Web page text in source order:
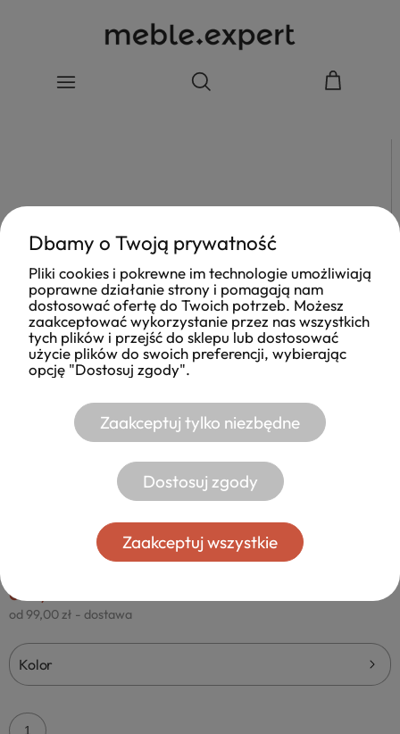
BIURKO Z SZUFLADAMI CIEMNY BRĄZ
CORNELIA I16
669,00 zł
od 99,00 zł - dostawa
Kolor
Dbamy o Twoją prywatność
Pliki cookies i pokrewne im technologie umożliwiają
poprawne działanie strony i pomagają nam
dostosować ofertę do Twoich potrzeb. Możesz
zaakceptować wykorzystanie przez nas wszystkich
tych plików i przejść do sklepu lub dostosować
użycie plików do swoich preferencji, wybierając
opcję "Dostosuj zgody".
Zaakceptuj tylko niezbędne
Dostosuj zgody
Zaakceptuj wszystkie